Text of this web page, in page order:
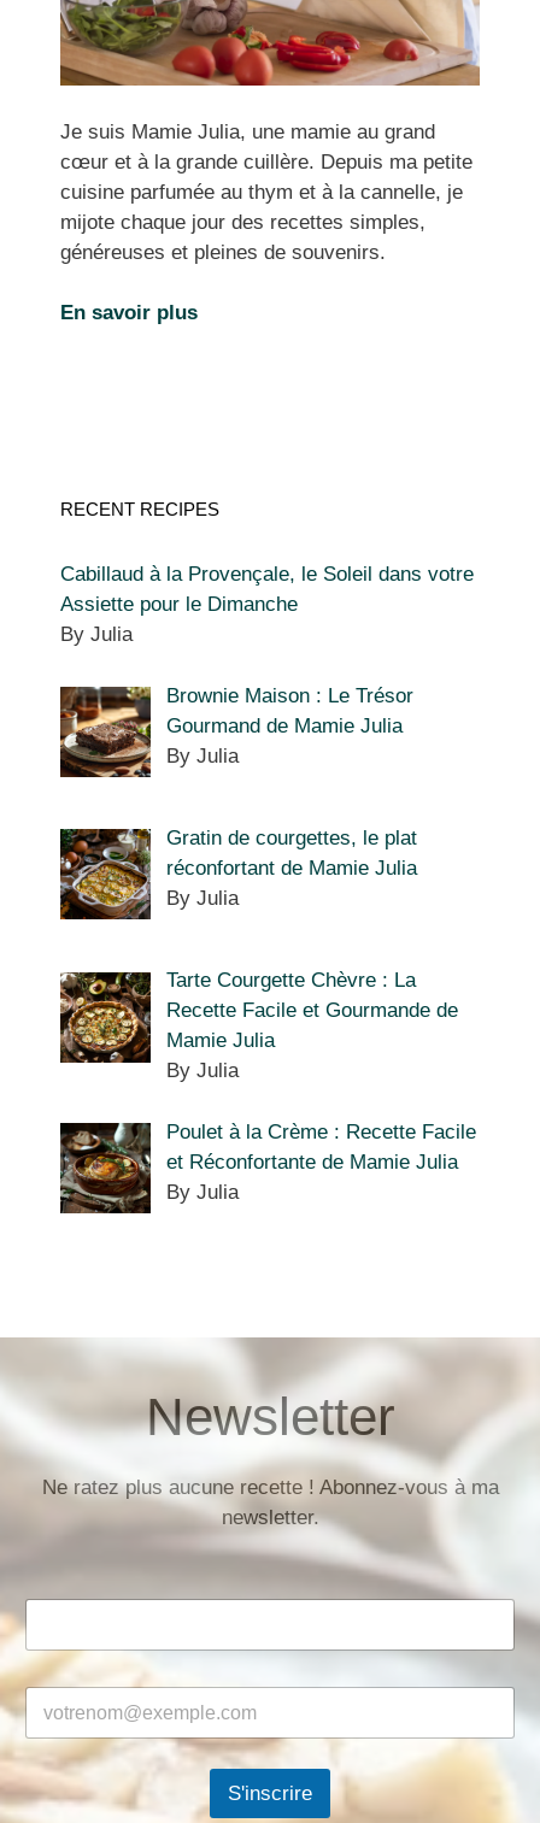
Je suis Mamie Julia, une mamie au grand
cœur et à la grande cuillère. Depuis ma petite
cuisine parfumée au thym et à la cannelle, je
mijote chaque jour des recettes simples,
généreuses et pleines de souvenirs.
En savoir plus
RECENT RECIPES
Cabillaud à la Provençale, le Soleil dans votre
Assiette pour le Dimanche
By Julia
Brownie Maison : Le Trésor
Gourmand de Mamie Julia
By Julia
Gratin de courgettes, le plat
réconfortant de Mamie Julia
By Julia
Tarte Courgette Chèvre : La
Recette Facile et Gourmande de
Mamie Julia
By Julia
Poulet à la Crème : Recette Facile
et Réconfortante de Mamie Julia
By Julia
Newsletter
Ne ratez plus aucune recette ! Abonnez-vous à ma
newsletter.
S'inscrire